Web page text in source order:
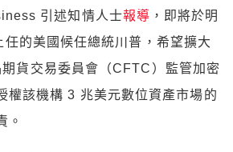
引述知情人士報導 ，即將於明
任的美國候任總統川普，希望擴大
期貨交易委員會（CFTC）監管加密
權該機構 3 兆美元數位資產市場的
。